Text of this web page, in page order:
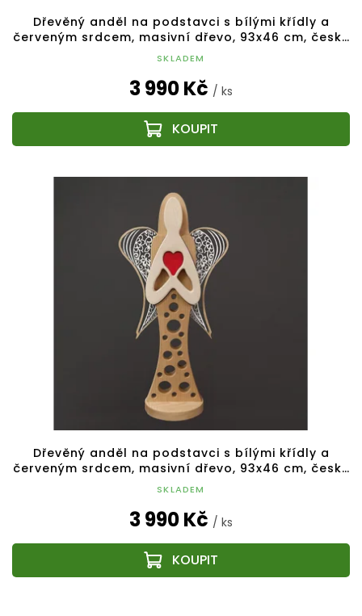
Dřevěný anděl na podstavci s bílými křídly a
červeným srdcem, masivní dřevo, 93x46 cm, český
výrobek
SKLADEM
3 990 Kč / ks
Dřevěný anděl na podstavci s bílými křídly a
červeným srdcem, masivní dřevo, 93x46 cm, český
výrobek
SKLADEM
3 990 Kč / ks